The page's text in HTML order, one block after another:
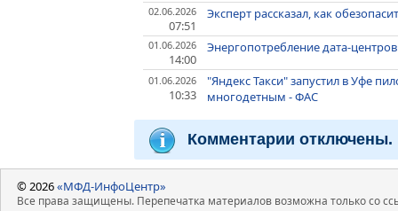
02.06.2026
07:51
Эксперт рассказал, как
01.06.2026
14:00
Энергопотребление дата-
01.06.2026
10:33
"Яндекс Такси" запустил в Уфе
многодетным - ФАС
Комментарии отключены.
© 2026«МФД-ИнфоЦентр»
Все права защищены. Перепечатка материалов возможна только со